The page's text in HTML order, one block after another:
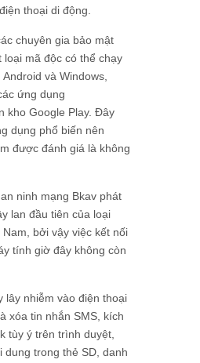
thoại di động.
chuyên gia bảo mật
loại mã độc có thể chạy
và Windows,
ứng dụng
kho Google Play. Đây
dụng phổ biến nên
được đánh giá là không
ninh mạng Bkav phát
lan đầu tiên của loại
bởi vậy việc kết nối
tính giờ đây không còn
lây nhiễm vào điện thoại
xóa tin nhắn SMS, kích
tùy ý trên trình duyệt,
dung trong thẻ SD, danh